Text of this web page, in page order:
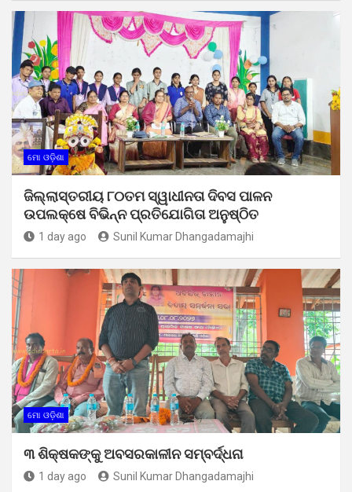
ମୋ ଓଡ଼ିଶା
ଜିଲ୍ଲାସ୍ତରୀୟ ୮୦ତମ ସ୍ୱାଧୀନତା ଦିବସ ପାଳନ
ଉପଲକ୍ଷେ ବିଭିନ୍ନ ପ୍ରତିଯୋଗିତା ଅନୁଷ୍ଠିତ
1 day ago Sunil Kumar Dhangadamajhi
ମୋ ଓଡ଼ିଶା
୩ ଶିକ୍ଷକଙ୍କୁ ଅବସରକାଳୀନ ସମ୍ବର୍ଦ୍ଧନା
1 day ago Sunil Kumar Dhangadamajhi